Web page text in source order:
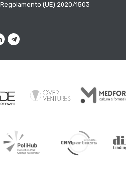
Regolamento (UE) 2020/1503